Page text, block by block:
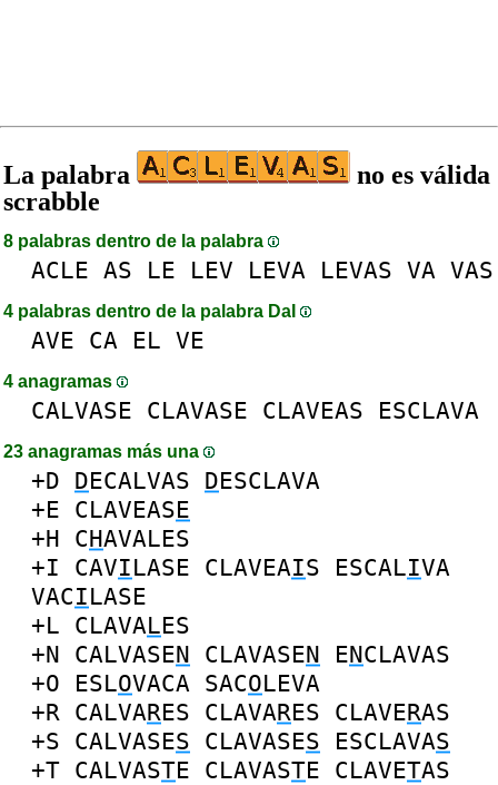
La palabra
no es válida
scrabble
8 palabras dentro de la palabra
ACLE AS LE LEV LEVA LEVAS VA VAS
4 palabras dentro de la palabra DaI
AVE CA EL VE
4 anagramas
CALVASE CLAVASE CLAVEAS ESCLAVA
23 anagramas más una
+D DECALVAS DESCLAVA
+E CLAVEASE
+H CHAVALES
+I CAVILASE CLAVEAIS ESCALIVA
VACILASE
+L CLAVALES
+N CALVASEN CLAVASEN ENCLAVAS
+O ESLOVACA SACOLEVA
+R CALVARES CLAVARES CLAVERAS
+S CALVASES CLAVASES ESCLAVAS
+T CALVASTE CLAVASTE CLAVETAS